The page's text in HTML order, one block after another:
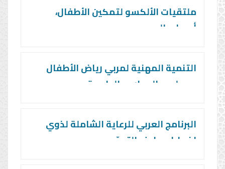
ملتقيات الألكسو لتمكين الأطفال،
أصحاب الهمم
التنمية المهنية لمربي رياض الأطفال
ومعلمي المدارس الدامجة
البرنامج العربي للرعاية الشاملة لذوي
اضطراب طيف التوحّد